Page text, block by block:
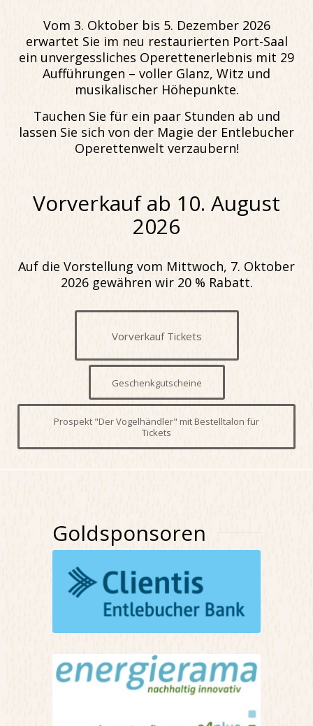
Vom 3. Oktober bis 5. Dezember 2026
erwartet Sie im neu restaurierten Port-Saal
ein unvergessliches Operettenerlebnis mit 29
Aufführungen – voller Glanz, Witz und
musikalischer Höhepunkte.
Tauchen Sie für ein paar Stunden ab und
lassen Sie sich von der Magie der Entlebucher
Operettenwelt verzaubern!
Vorverkauf ab 10. August
2026
Auf die Vorstellung vom Mittwoch, 7. Oktober
2026 gewähren wir 20 % Rabatt.
Vorverkauf Tickets
Geschenkgutscheine
Prospekt "Der Vogelhändler" mit Bestelltalon für
Tickets
Goldsponsoren